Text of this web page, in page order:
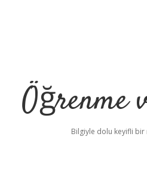
Öğrenme
Bilgiyle dolu keyifli bir